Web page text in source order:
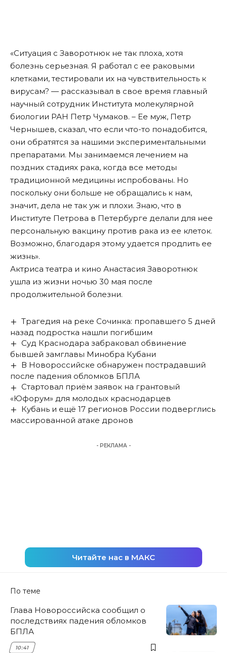
«Ситуация с Заворотнюк не так плоха, хотя
болезнь серьезная. Я работал с ее раковыми
клетками, тестировали их на чувствительность к
вирусам? — рассказывал в свое время главный
научный сотрудник Института молекулярной
биологии РАН Петр Чумаков. – Ее муж, Петр
Чернышев, сказал, что если что-то понадобится,
они обратятся за нашими экспериментальными
препаратами. Мы занимаемся лечением на
поздних стадиях рака, когда все методы
традиционной медицины испробованы. Но
поскольку они больше не обращались к нам,
значит, дела не так уж и плохи. Знаю, что в
Институте Петрова в Петербурге делали для нее
персональную вакцину против рака из ее клеток.
Возможно, благодаря этому удается продлить ее
жизнь».
Актриса театра и кино Анастасия Заворотнюк
ушла из жизни ночью 30 мая после
продолжительной болезни.
Трагедия на реке Сочинка: пропавшего 5 дней
назад подростка нашли погибшим
Суд Краснодара забраковал обвинение
бывшей замглавы Минобра Кубани
В Новороссийске обнаружен пострадавший
после падения обломков БПЛА
Стартовал приём заявок на грантовый
«Юфорум» для молодых краснодарцев
Кубань и ещё 17 регионов России подверглись
массированной атаке дронов
- РЕКЛАМА -
Читайте нас в МАКС
По теме
Глава Новороссийска сообщил о
последствиях падения обломков
БПЛА
10:41